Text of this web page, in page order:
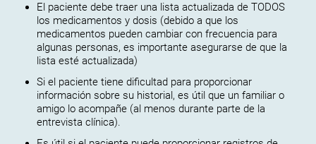
El paciente debe traer una lista actualizada de TODOS
los medicamentos y dosis (debido a que los
medicamentos pueden cambiar con frecuencia para
algunas personas, es importante asegurarse de que la
lista esté actualizada)
Si el paciente tiene dificultad para proporcionar
información sobre su historial, es útil que un familiar o
amigo lo acompañe (al menos durante parte de la
entrevista clínica).